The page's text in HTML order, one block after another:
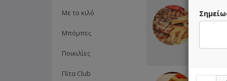
Με το κιλό
Μπόμπες
Ποικιλίες
Πίτα Club
1kg
Καρότο
4 Πίτες